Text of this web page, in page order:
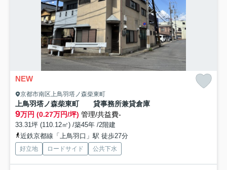
NEW
京都市南区上鳥羽塔ノ森柴東町
上鳥羽塔ノ森柴東町 貸事務所兼貸倉庫
9万円 (0.27万円/坪) 管理/共益費-
33.31坪 (110.12㎡) /築45年 /2階建
近鉄京都線「上鳥羽口」駅 徒歩27分
好立地 ロードサイド 公共下水